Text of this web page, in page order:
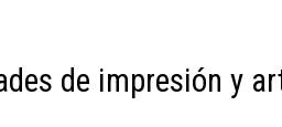
de impresión y